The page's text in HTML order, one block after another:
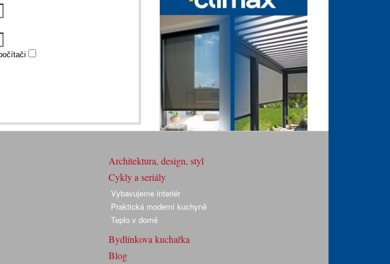
Architektura, design, styl
Cykly a seriály
Vybavujeme interiér
Praktická moderní kuchyně
Teplo v domě
Bydlínkova kuchařka
Blog